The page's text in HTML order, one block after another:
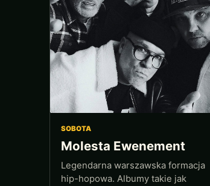
SOBOTA
Molesta Ewenement
Legendarna warszawska formacja
hip-hopowa. Albumy takie jak